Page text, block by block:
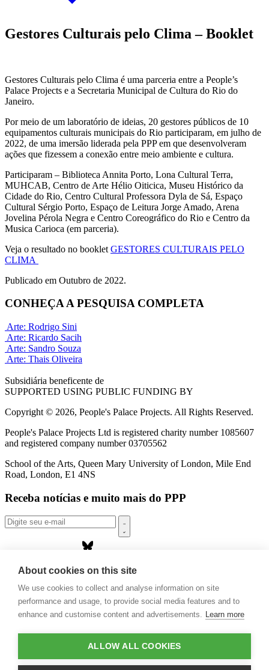
Gestores Culturais pelo Clima – Booklet
Gestores Culturais pelo Clima é uma parceria entre a People’s
Palace Projects e a Secretaria Municipal de Cultura do Rio do
Janeiro.
Por meio de um laboratório de ideias, 20 gestores públicos de 10
equipamentos culturais municipais do Rio participaram, em julho de
2022, de uma imersão liderada pela PPP em que desenvolveram
ações que fizessem a conexão entre meio ambiente e cultura.
Participaram – Biblioteca Annita Porto, Lona Cultural Terra,
MUHCAB, Centro de Arte Hélio Oiticica, Museu Histórico da
Cidade do Rio, Centro Cultural Professora Dyla de Sá, Espaço
Cultural Sérgio Porto, Espaço de Leitura Jorge Amado, Arena
Jovelina Pérola Negra e Centro Coreográfico do Rio e Centro da
Musica Carioca (em parceria).
Veja o resultado no booklet GESTORES CULTURAIS PELO
CLIMA
Publicado em Outubro de 2022.
CONHEÇA A PESQUISA COMPLETA
Arte: Rodrigo Sini
Arte: Ricardo Sacih
Arte: Sandro Souza
Arte: Thais Oliveira
Subsidiária beneficente de
SUPPORTED USING PUBLIC FUNDING BY
Copyright © 2026, People's Palace Projects. All Rights Reserved.
People's Palace Projects Ltd is registered charity number 1085607
and registered company number 03705562
School of the Arts, Queen Mary University of London, Mile End
Road, London, E1 4NS
Receba notícias e muito mais do PPP
Sobre nós
Casa Rio
Publicações
Eventos
Contato
About cookies on this site
We use cookies to collect and analyse information on site
performance and usage, to provide social media features and to
enhance and customise content and advertisements. Learn more
ALLOW ALL COOKIES